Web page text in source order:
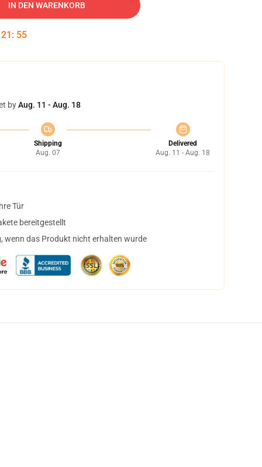
IN DEN WARENKORB
21 : 54
byAug. 11 - Aug. 18
Shipping
Aug. 07
Delivered
Aug. 11 - Aug. 18
Tür
bereitgestellt
wenn das Produkt nicht erhalten wurde